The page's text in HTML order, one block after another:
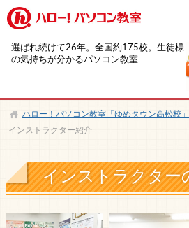
選ばれ続けて26年。全国約175校。生徒様
の気持ちが分かるパソコン教室
ハロー！パソコン教室「ゆめタウン高松校」
インストラクター紹介
インストラクター